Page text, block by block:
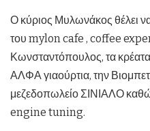
Ο κύριος Μυλωνάκος θέλει
του mylon cafe , coffee
Κωνσταντόπουλος, τα
ΑΛΦΑ γιαούρτια, την
μεζεδοπωλείο ΣΙΝΙΑΛΟ
engine tuning.